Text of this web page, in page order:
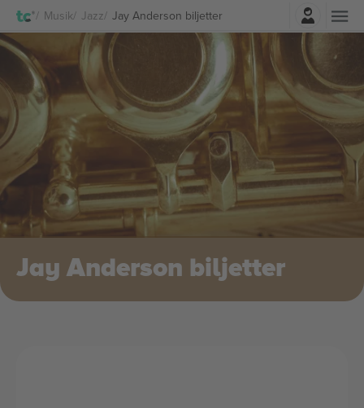
Musik Jazz Jay Anderson biljetterLogga in
Jay Anderson biljetter